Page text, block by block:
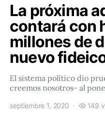
La próxima
contará con
millones de
nuevo
El sistema político dio
creemos nosotros- al
septiembre 1, 2020 149